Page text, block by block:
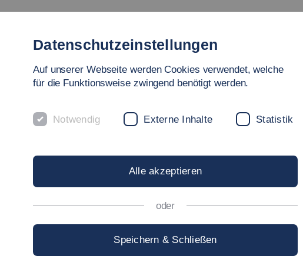
starken Netzwerks!
Datenschutzeinstellungen
Auf unserer Webseite werden Cookies verwendet, welche
für die Funktionsweise zwingend benötigt werden.
Notwendig Externe Inhalte Statistik
Alle akzeptieren
oder
Speichern & Schließen